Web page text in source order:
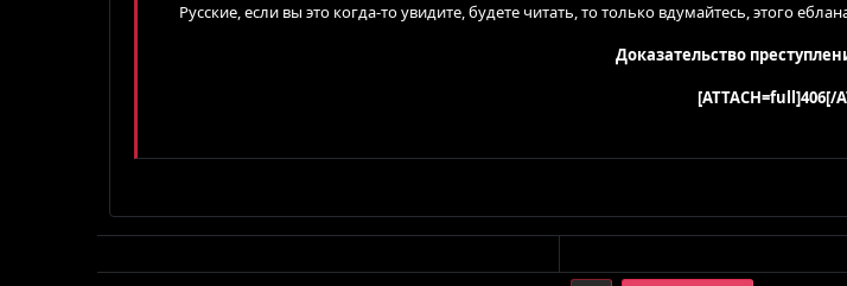
Русские, если вы это когда-то увидите, будете читать, то только вдумайтесь, этого
Доказательство
[ATTACH=full]406[/